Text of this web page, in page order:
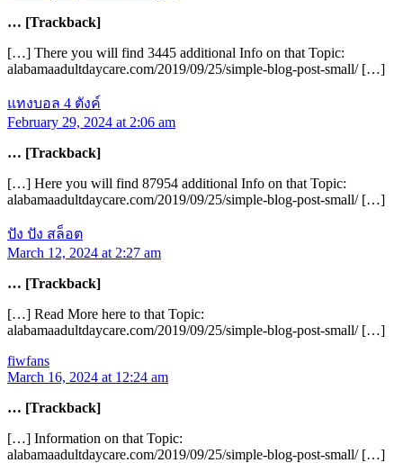
… [Trackback]
[…] There you will find 3445 additional Info on that Topic:
alabamaadultdaycare.com/2019/09/25/simple-blog-post-small/ […]
แทงบอล 4 ตังค์
February 29, 2024 at 2:06 am
… [Trackback]
[…] Here you will find 87954 additional Info on that Topic:
alabamaadultdaycare.com/2019/09/25/simple-blog-post-small/ […]
ปัง ปัง สล็อต
March 12, 2024 at 2:27 am
… [Trackback]
[…] Read More here to that Topic:
alabamaadultdaycare.com/2019/09/25/simple-blog-post-small/ […]
fiwfans
March 16, 2024 at 12:24 am
… [Trackback]
[…] Information on that Topic:
alabamaadultdaycare.com/2019/09/25/simple-blog-post-small/ […]